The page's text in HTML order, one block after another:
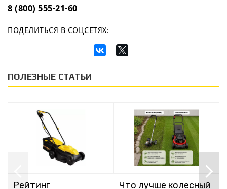
8 (800) 555-21-60
ПОДЕЛИТЬСЯ В СОЦСЕТЯХ:
ПОЛЕЗНЫЕ СТАТЬИ
Рейтинг Что лучше колесный